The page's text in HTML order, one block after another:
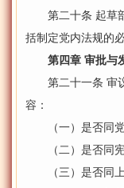
第二十条 起草部
括制定党内法规的
第四章 审批与
第二十一条 审议
容：
（一）是否同党
（二）是否同宪
（三）是否同上